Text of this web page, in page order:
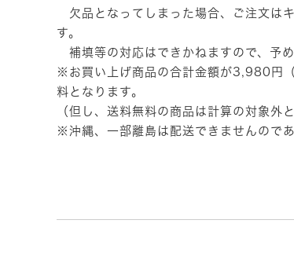
欠品となってしまった場合、ご注文は
す。
補填等の対応はできかねますので、予め
※お買い上げ商品の合計金額が3,980円
料となります。
（但し、送料無料の商品は計算の対象外
※沖縄、一部離島は配送できませんので